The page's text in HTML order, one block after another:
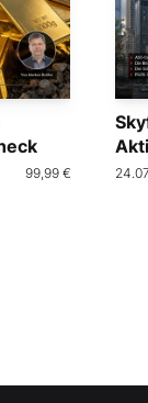
99,99 €